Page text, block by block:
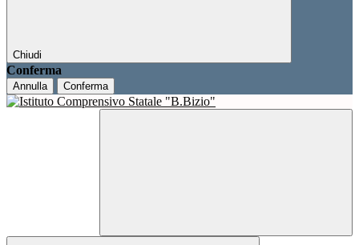
Chiudi
Conferma
Annulla Conferma